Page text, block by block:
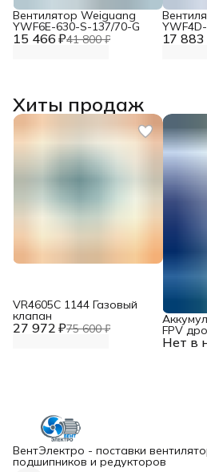
15 466 ₽41 800 ₽
Вентилятор Weiguang
YWF6E-630-S-137/70-G
17
Хиты продаж
27 972 ₽75 600 ₽
VR4605С 1144 Газовый
клапан
Нет в
FPV
ВентЭлектро - поставки
подшипников и редукторов